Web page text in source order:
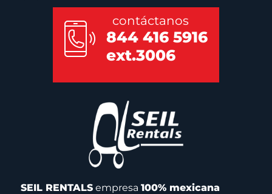
contáctanos
844 416 5916
ext.3006
SEIL RENTALSempresa 100% mexicana